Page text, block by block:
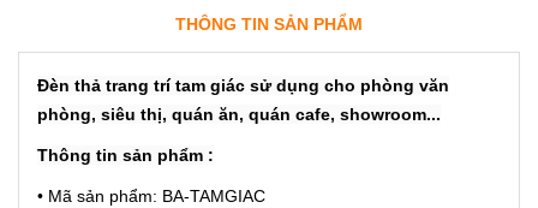
THÔNG TIN SẢN PHẨM
Đèn thả trang trí tam giác sử dụng cho phòng văn
phòng, siêu thị, quán ăn, quán cafe, showroom...
Thông tin sản phẩm :
• Mã sản phẩm: BA-TAMGIAC